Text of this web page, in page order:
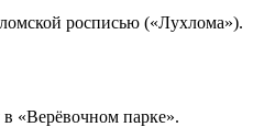
росписью («Лухлома»).
«Верёвочном парке».